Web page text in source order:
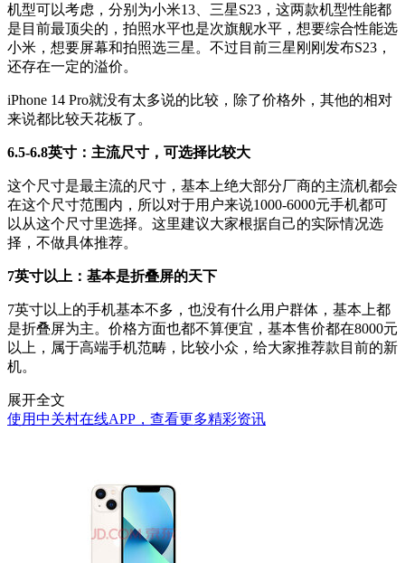
机型可以考虑，分别为小米13、三星S23，这两款机型性能都
是目前最顶尖的，拍照水平也是次旗舰水平，想要综合性能选
小米，想要屏幕和拍照选三星。不过目前三星刚刚发布S23，
还存在一定的溢价。
iPhone 14 Pro就没有太多说的比较，除了价格外，其他的相对
来说都比较天花板了。
6.5-6.8英寸：主流尺寸，可选择比较大
这个尺寸是最主流的尺寸，基本上绝大部分厂商的主流机都会
在这个尺寸范围内，所以对于用户来说1000-6000元手机都可
以从这个尺寸里选择。这里建议大家根据自己的实际情况选
择，不做具体推荐。
7英寸以上：基本是折叠屏的天下
7英寸以上的手机基本不多，也没有什么用户群体，基本上都
是折叠屏为主。价格方面也都不算便宜，基本售价都在8000元
以上，属于高端手机范畴，比较小众，给大家推荐款目前的新
机。
展开全文
使用中关村在线APP，查看更多精彩资讯